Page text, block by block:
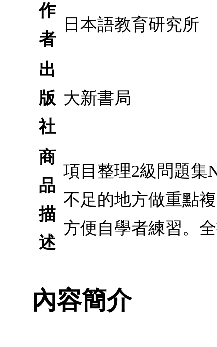
作
者
日本語教育研究所
出
版
社
大新書局
商
品
描
述
項目整理2級問題集
不足的地方做重點
方便自學者練習。
內容簡介